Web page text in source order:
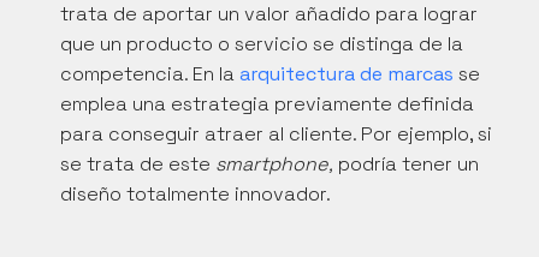
trata de aportar un valor añadido para lograr
que un producto o servicio se distinga de la
competencia. En la arquitectura de marcas se
emplea una estrategia previamente definida
para conseguir atraer al cliente. Por ejemplo, si
se trata de este smartphone, podría tener un
diseño totalmente innovador.